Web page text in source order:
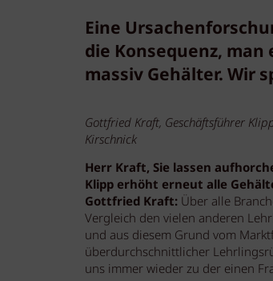
Eine
die Konsequenz,
massiv Gehälter. Wir
Gottfried Kraft, Geschäftsführer
Kirschnick
Herr Kraft, Sie lassen
Klipp erhöht erneut alle
Gottfried Kraft: Über alle
Vergleich den vielen anderen
und aus diesem Grund vom
überdurchschnittlicher
uns immer wieder zu der einen